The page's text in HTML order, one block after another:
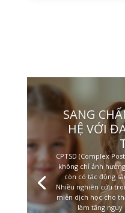
SANG
HỆ VỚI
CPTSD (Complex
không chỉ ảnh
còn có tác động
Nhiều nghiên cứu
miễn dịch học cho
làm tăng